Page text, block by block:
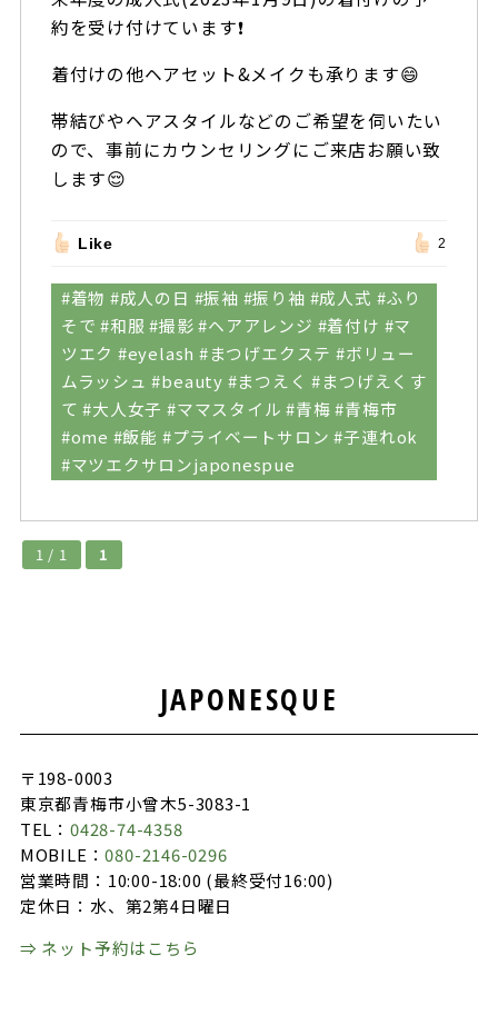
約を受け付けています❗
着付けの他ヘアセット&メイクも承ります😄
帯結びやヘアスタイルなどのご希望を伺いたい
ので、事前にカウンセリングにご来店お願い致
します😌
Like 2
#着物 #成人の日 #振袖 #振り袖 #成人式 #ふり
そで #和服 #撮影 #ヘアアレンジ #着付け #マ
ツエク #eyelash #まつげエクステ #ボリュー
ムラッシュ #beauty #まつえく #まつげえくす
て #大人女子 #ママスタイル #青梅 #青梅市
#ome #飯能 #プライベートサロン #子連れok
#マツエクサロンjaponespue
1 / 1 1
JAPONESQUE
〒198-0003
東京都青梅市小曾木5-3083-1
TEL：0428-74-4358
MOBILE：080-2146-0296
営業時間：10:00-18:00 (最終受付16:00)
定休日：水、第2第4日曜日
⇒ ネット予約はこちら